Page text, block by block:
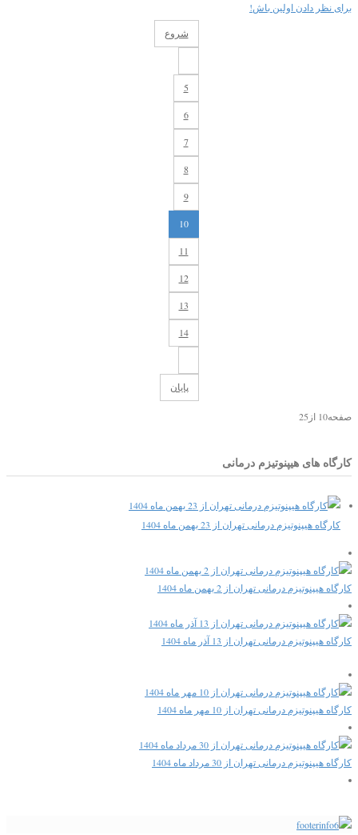
برای نظر دادن اولین باش!
شروع
5
6
7
8
9
10
11
12
13
14
پایان
صفحه10 از25
کارگاه های هیپنوتیزم درمانی
کارگاه هیپنوتیزم درمانی تهران از 23 بهمن ماه 1404
کارگاه هیپنوتیزم درمانی تهران از 2 بهمن ماه 1404
کارگاه هیپنوتیزم درمانی تهران از 13 آذر ماه 1404
کارگاه هیپنوتیزم درمانی تهران از 10 مهر ماه 1404
کارگاه هیپنوتیزم درمانی تهران از 30 مرداد ماه 1404